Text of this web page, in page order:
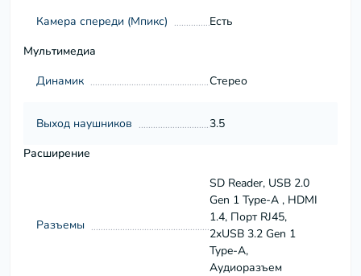
Камера спереди (Мпикс)
Есть
Мультимедиа
Динамик
Стерео
Выход наушников
3.5
Расширение
Разъемы
SD Reader, USB 2.0
Gen 1 Type-A , HDMI
1.4, Порт RJ45,
2xUSB 3.2 Gen 1
Type-A,
Аудиоразъем